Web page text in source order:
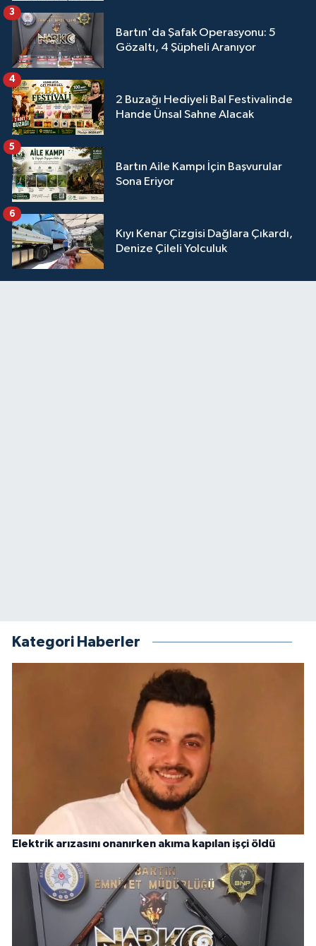
Bartın'da Şafak Operasyonu: 5
Gözaltı, 4 Şüpheli Aranıyor
3
2 Buzağı Hediyeli Bal Festivalinde
Hande Ünsal Sahne Alacak
4
Bartın Aile Kampı İçin Başvurular
Sona Eriyor
5
Kıyı Kenar Çizgisi Dağlara Çıkardı,
Denize Çileli Yolculuk
6
Kategori Haberler
Elektrik arızasını onanırken akıma kapılan işçi öldü